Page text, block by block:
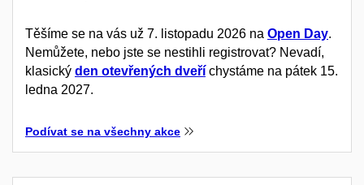
Těšíme se na vás už 7. listopadu 2026 na Open Day.
Nemůžete, nebo jste se nestihli registrovat? Nevadí,
klasický den otevřených dveří chystáme na pátek 15.
ledna 2027.
Podívat se na všechny akce